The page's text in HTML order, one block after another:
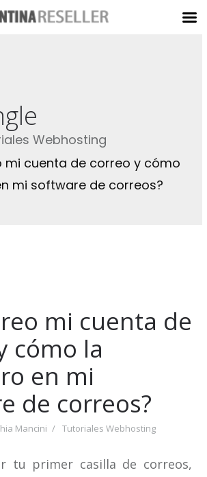
Webhosting
mi cuenta de correo y cómo
mi software de correos?
mi cuenta de
cómo la
en mi
de correos?
Mancini Tutoriales Webhosting
tu primer casilla de correos,